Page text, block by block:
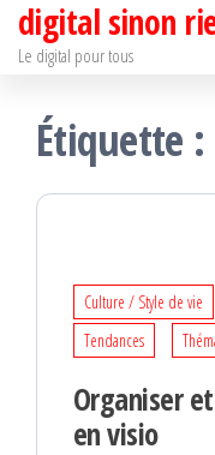
Passer
digital sinon
Le digital pour tous
Étiquette :
Culture / Style de vie
Tendances
Organiser
en visio